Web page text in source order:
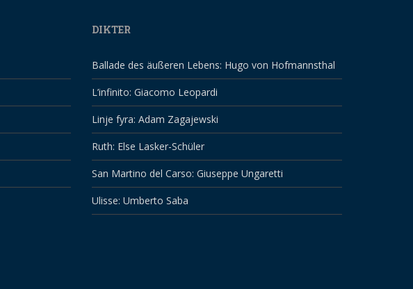
DIKTER
Ballade des äußeren Lebens: Hugo von Hofmannsthal
L’infinito: Giacomo Leopardi
Linje fyra: Adam Zagajewski
Ruth: Else Lasker-Schüler
San Martino del Carso: Giuseppe Ungaretti
Ulisse: Umberto Saba